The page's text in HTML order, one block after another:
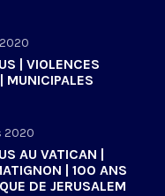
| VIOLENCES
MUNICIPALES
2020
AU VATICAN |
| 100 ANS
DE JERUSALEM